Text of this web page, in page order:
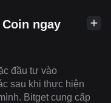
ngay
đầu tư vào
sau khi thực hiện
Bitget cung cấp